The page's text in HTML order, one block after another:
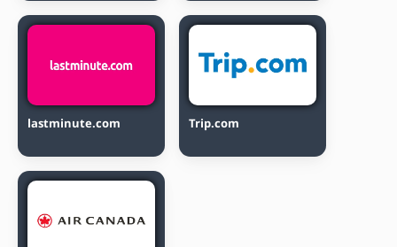
lastminute.com Trip.com